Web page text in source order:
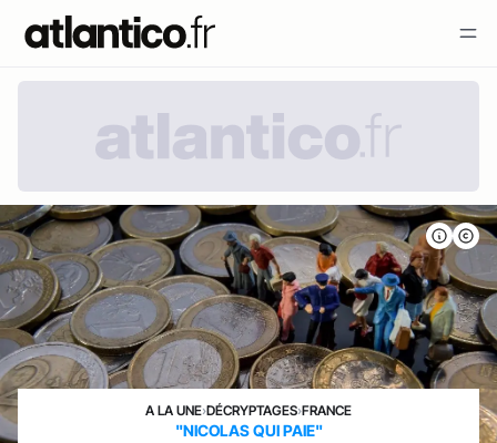
A LA UNE›DÉCRYPTAGES›FRANCE
"NICOLAS QUI PAIE"